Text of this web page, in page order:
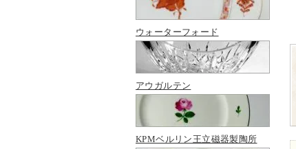
ウォーターフォード
アウガルテン
KPMベルリン王立磁器製陶所